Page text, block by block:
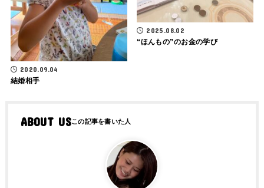
2020.09.04
結婚相手
2025.08.02
“ほんもの”のお金の学び
ABOUT US